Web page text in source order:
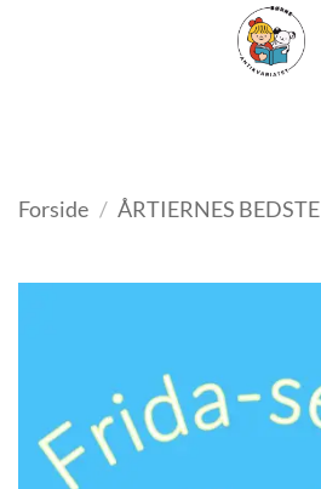
FILTER
Forside / ÅRTIERNES BEDSTE